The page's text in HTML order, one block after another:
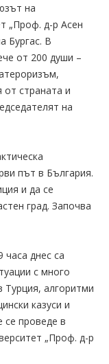
на
„Проф. д-р Асен
Бургас. В
от 200 души –
страната и
на
път в България.
и да се
град. Започва
часа днес са
с много
Турция, алгоритми
казуси и
се проведе в
„Проф. д-р